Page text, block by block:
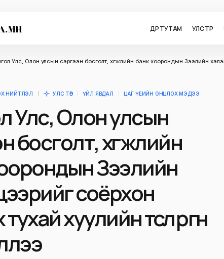
ӨДӨР ТУТАМ УЛС ТӨР
Улс, Олон улсын сэргээн босголт, хөгжлийн банк хоорондын Зээлийн
НИЙТЛЭЛ УЛС ТӨР ҮЙЛ ЯВДАЛ ЦАГ ҮЕИЙН ОНЦЛОХ МЭДЭЭ
Улс, Олон улсын
босголт, хөгжлийн
Зээлийн
соёрхон
хуулийн төсөл өргөн